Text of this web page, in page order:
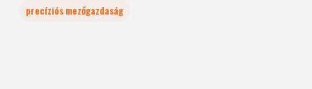
precíziós mezőgazdaság